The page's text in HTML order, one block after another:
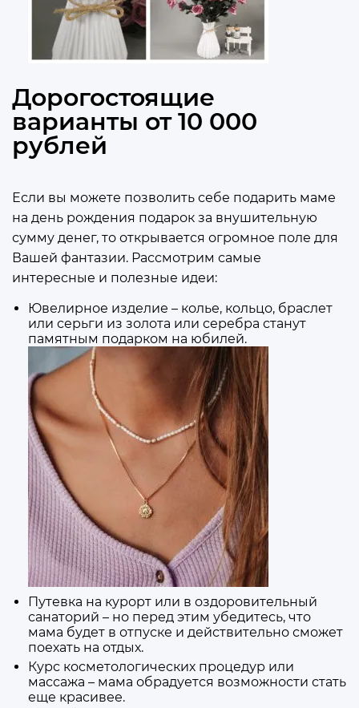
Дорогостоящие
варианты от 10 000
рублей
Если вы можете позволить себе подарить маме
на день рождения подарок за внушительную
сумму денег, то открывается огромное поле для
Вашей фантазии. Рассмотрим самые
интересные и полезные идеи:
Ювелирное изделие – колье, кольцо, браслет
или серьги из золота или серебра станут
памятным подарком на юбилей.
Путевка на курорт или в оздоровительный
санаторий – но перед этим убедитесь, что
мама будет в отпуске и действительно сможет
поехать на отдых.
Курс косметологических процедур или
массажа – мама обрадуется возможности стать
еще красивее.